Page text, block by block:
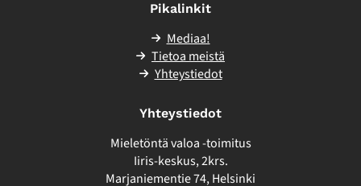
Pikalinkit
Mediaa!
Tietoa meistä
Yhteystiedot
Yhteystiedot
Mieletöntä valoa -toimitus
Iiris-keskus, 2krs.
Marjaniementie 74, Helsinki